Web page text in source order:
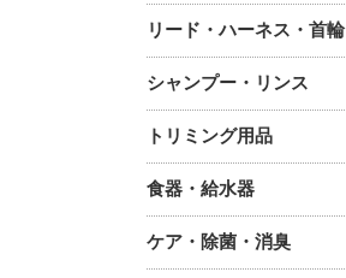
リード・ハーネス・首輪
シャンプー・リンス
トリミング用品
食器・給水器
ケア・除菌・消臭